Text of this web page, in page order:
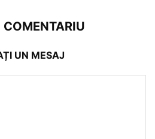
UN MESAJ